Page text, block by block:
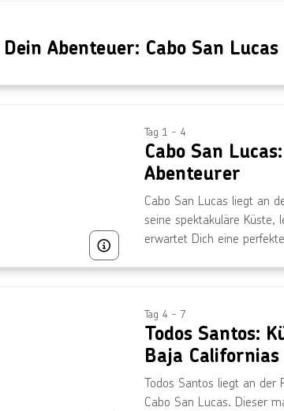
Abenteuer: Cabo San Lucas
Bild von © Kirk Fisher über Getty Images
Tag 1 - 4
Cabo San
Abenteurer
Cabo San Lucas liegt an
seine spektakuläre Küste,
erwartet Dich eine
Arco, beim Genießen der
Naturkulisse. Genieße die
Nachtleben, die diesen
Tag 4 - 7
Todos Santos:
Baja Californias
Todos Santos liegt an der
Cabo San Lucas. Dieser